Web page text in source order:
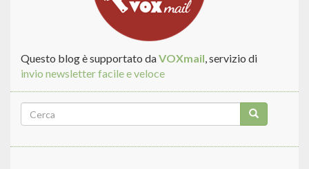
Questo blog è supportato daVOXmail, servizio di
invio newsletter facile e veloce
Form
di
ricerca